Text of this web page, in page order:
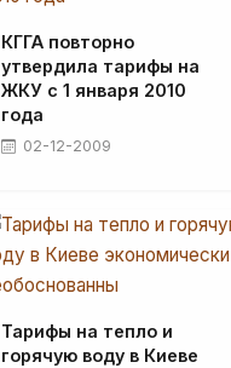
КГГА повторно
утвердила тарифы на
ЖКУ с 1 января 2010
года
02-12-2009
Тарифы на тепло и
горячую воду в Киеве